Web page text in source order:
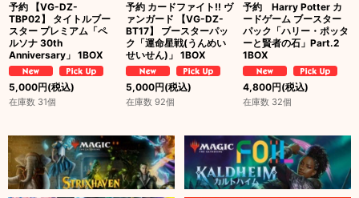
予約 【VG-DZ-
TBP02】 タイトルブー
スター プレミアム「ペ
ルソナ 30th
Anniversary」 1BOX
5,000円(税込)
在庫数 31個
予約 カードファイト!! ヴ
ァンガード 【VG-DZ-
BT17】 ブースターパッ
ク「運命星戦(うんめい
せいせん)」 1BOX
5,000円(税込)
在庫数 92個
予約 Harry Potter カ
ードゲーム ブースター
パック「ハリー・ポッタ
ーと賢者の石」Part.2
1BOX
4,800円(税込)
在庫数 32個